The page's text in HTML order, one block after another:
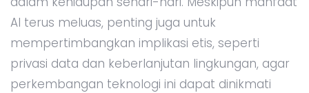
AI terus meluas, penting juga untuk
mempertimbangkan implikasi etis, seperti
privasi data dan keberlanjutan lingkungan, agar
perkembangan teknologi ini dapat dinikmati